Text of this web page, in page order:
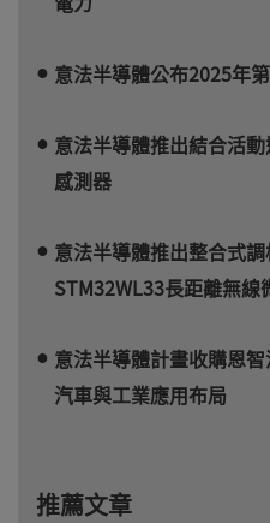
意法半導體公布2025年
意法半導體推出結合活
感測器
意法半導體推出整合式
STM32WL33長距離無線
意法半導體計畫收購恩
汽車與工業應用布局
推薦文章